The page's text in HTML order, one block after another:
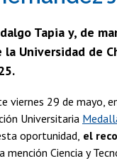
Tapia y, de
la Universidad de
viernes 29 de mayo,
Universitaria
oportunidad, el
mención Ciencia y